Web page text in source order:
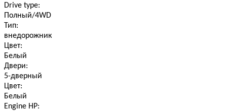
Drive type:
Полный/4WD
Тип:
внедорожник
Цвет:
Белый
Двери:
5-дверный
Цвет:
Белый
Engine HP: